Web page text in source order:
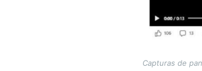
Capturas de